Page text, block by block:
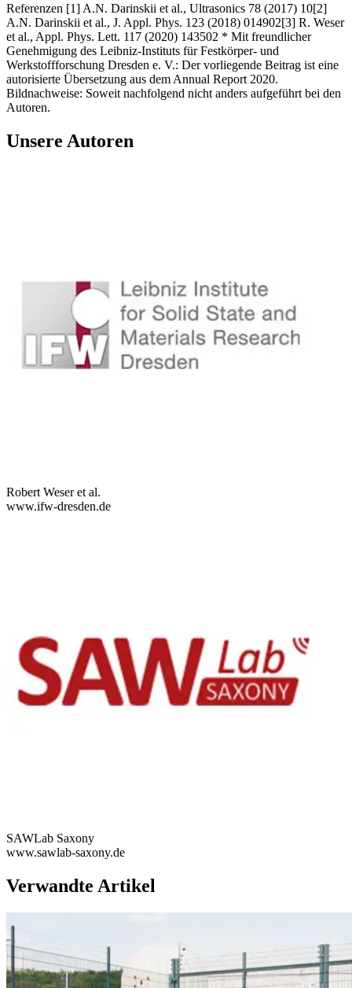
Referenzen [1] A.N. Darinskii et al., Ultrasonics 78 (2017) 10[2]
A.N. Darinskii et al., J. Appl. Phys. 123 (2018) 014902[3] R. Weser
et al., Appl. Phys. Lett. 117 (2020) 143502 * Mit freundlicher
Genehmigung des Leibniz-Instituts für Festkörper- und
Werkstoffforschung Dresden e. V.: Der vorliegende Beitrag ist eine
autorisierte Übersetzung aus dem Annual Report 2020.
Bildnachweise: Soweit nachfolgend nicht anders aufgeführt bei den
Autoren.
Unsere Autoren
Robert Weser et al.
www.ifw-dresden.de
SAWLab Saxony
www.sawlab-saxony.de
Verwandte Artikel